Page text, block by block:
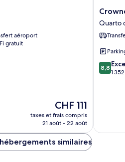
aéroport
gratuit
Le
nouveau
prix
de
CHF 111
taxes et frais compris
21 août - 22 août
Crowne
Plaza
Venice
East
IHG
Quarto
d'Altino
Quarto
8.8
sur
8,8
1
similaires